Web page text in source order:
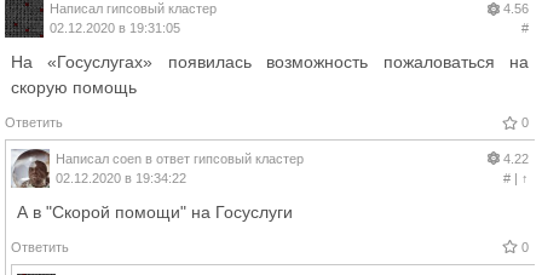
Написал гипсовый кластер
02.12.2020 в 19:31:05
4.56
#
На «Госуслугах» появилась возможность пожаловаться на
скорую помощь
Ответить 0
Написал coen в ответ гипсовый кластер
02.12.2020 в 19:34:22
4.22
#| ↑
А в "Скорой помощи" на Госуслуги
Ответить 0